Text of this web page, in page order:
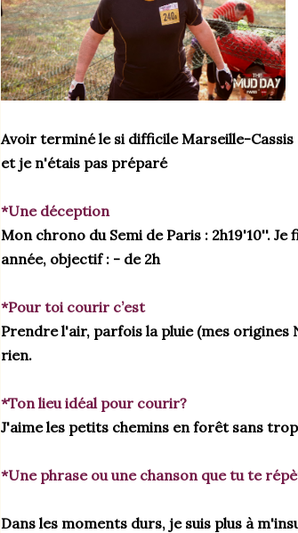
Avoir terminé le si difficile Marseille-
et je n'étais pas préparé
*Une déception
Mon chrono du Semi de Paris : 2h19'10''.
année, objectif : - de 2h
*Pour toi courir c’est
Prendre l'air, parfois la pluie (mes
rien.
*Ton lieu idéal pour courir?
J'aime les petits chemins en forêt sans
*Une phrase ou une chanson que tu te
Dans les moments durs, je suis plus à